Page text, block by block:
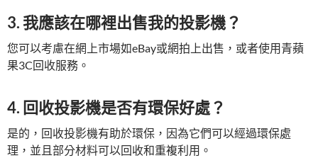
3. 我應該在哪裡出售我的投影機？
您可以考慮在網上市場如eBay或網拍上出售，或者使用青蘋
果3C回收服務。
4. 回收投影機是否有環保好處？
是的，回收投影機有助於環保，因為它們可以經過環保處
理，並且部分材料可以回收和重複利用。